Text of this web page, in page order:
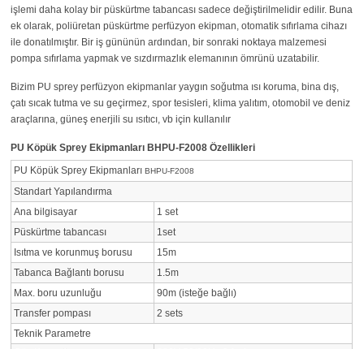
işlemi daha kolay bir püskürtme tabancası sadece değiştirilmelidir edilir. Buna
ek olarak, poliüretan püskürtme perfüzyon ekipman, otomatik sıfırlama cihazı
ile donatılmıştır. Bir iş gününün ardından, bir sonraki noktaya malzemesi
pompa sıfırlama yapmak ve sızdırmazlık elemanının ömrünü uzatabilir.
Bizim PU sprey perfüzyon ekipmanlar yaygın soğutma ısı koruma, bina dış,
çatı sıcak tutma ve su geçirmez, spor tesisleri, klima yalıtım, otomobil ve deniz
araçlarına, güneş enerjili su ısıtıcı, vb için kullanılır
PU Köpük Sprey Ekipmanları BHPU-F2008 Özellikleri
PU Köpük Sprey EkipmanlarıBHPU-F2008
Standart Yapılandırma
Ana bilgisayar
1 set
Püskürtme tabancası
1set
Isıtma ve korunmuş borusu
15m
Tabanca Bağlantı borusu
1.5m
Max. boru uzunluğu
90m (isteğe bağlı)
Transfer pompası
2 sets
Teknik Parametre